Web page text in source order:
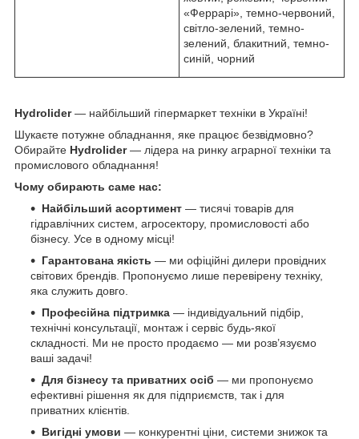
«Феррарі», темно-червоний,
світло-зелений, темно-
зелений, блакитний, темно-
синій, чорний
Hydrolider— найбільший гіпермаркет техніки в Україні!
Шукаєте потужне обладнання, яке працює безвідмовно?
Обирайте Hydrolider— лідера на ринку аграрної техніки та
промислового обладнання!
Чому обирають саме нас:
Найбільший асортимент — тисячі товарів для
гідравлічних систем, агросектору, промисловості або
бізнесу. Усе в одному місці!
Гарантована якість — ми офіційні дилери провідних
світових брендів. Пропонуємо лише перевірену техніку,
яка служить довго.
Професійна підтримка — індивідуальний підбір,
технічні консультації, монтаж і сервіс будь-якої
складності. Ми не просто продаємо — ми розв’язуємо
ваші задачі!
Для бізнесу та приватних осіб — ми пропонуємо
ефективні рішення як для підприємств, так і для
приватних клієнтів.
Вигідні умови — конкурентні ціни, системи знижок та